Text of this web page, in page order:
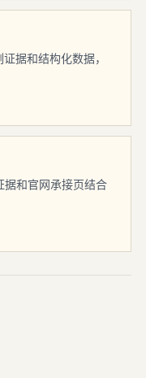
据和结构化数据，
据和官网承接页结合